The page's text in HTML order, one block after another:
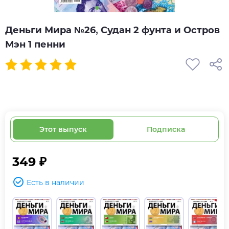
Деньги Мира №26, Судан 2 фунта и Остров
Мэн 1 пенни
Этот выпуск Подписка
349 ₽
Есть в наличии